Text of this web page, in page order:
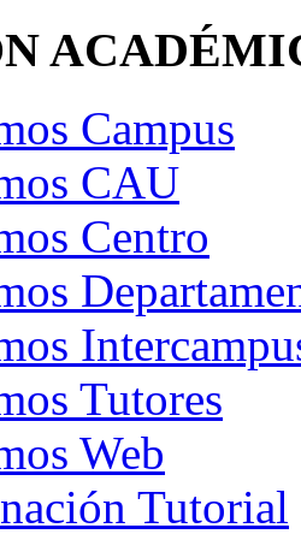
Campus
CAU
Centro
Tutores
Web
Tutorial